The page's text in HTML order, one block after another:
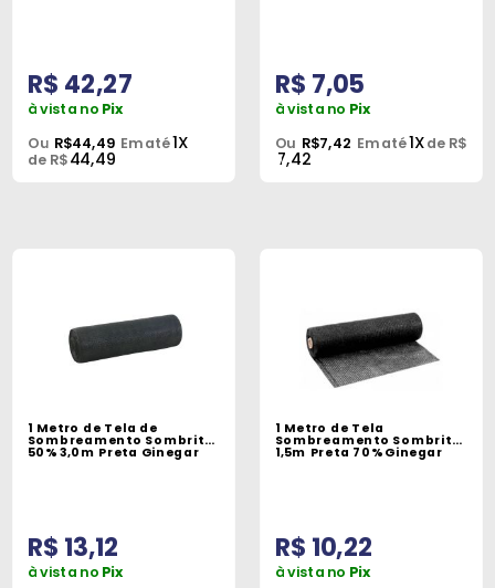
Oficina
Mecânica
R$ 42,27
à vista no Pix
Ou R$44,49 Em até1X
de R$44,49
R$ 7,05
à vista no Pix
Ou R$7,42 Em até1Xde R$
7,42
1 Metro de Tela de
Sombreamento Sombrite
50% 3,0m Preta Ginegar
R$ 13,12
à vista no Pix
1 Metro de Tela
Sombreamento Sombrite
1,5m Preta 70% Ginegar
R$ 10,22
à vista no Pix